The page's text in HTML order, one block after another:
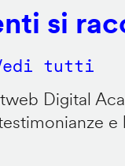
si
tutti
Digital
e